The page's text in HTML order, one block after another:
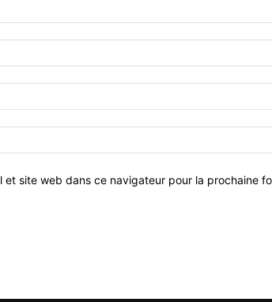
et site web dans ce navigateur pour la prochaine